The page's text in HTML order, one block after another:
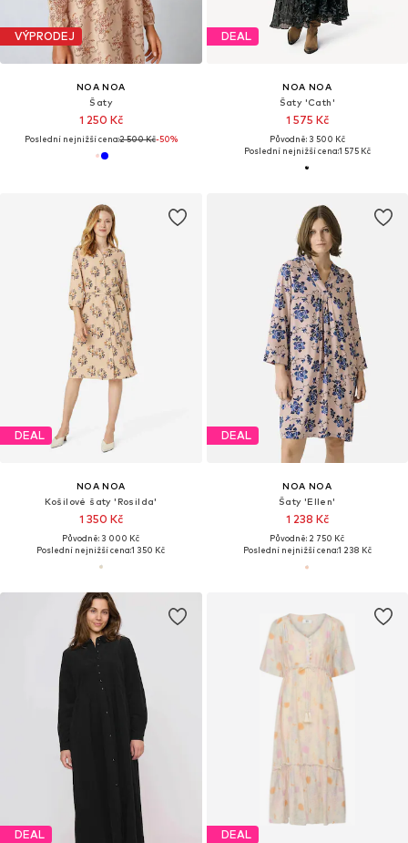
VÝPRODEJ
NOA NOA
Šaty
1 250 Kč
Poslední nejnižší cena:2 500 Kč-50%
DEAL
NOA NOA
Šaty 'Cath'
1 575 Kč
Původně: 3 500 Kč
Poslední nejnižší cena:1 575 Kč
DEAL
NOA NOA
Košilové šaty 'Rosilda'
1 350 Kč
Původně: 3 000 Kč
Poslední nejnižší cena:1 350 Kč
DEAL
NOA NOA
Šaty 'Ellen'
1 238 Kč
Původně: 2 750 Kč
Poslední nejnižší cena:1 238 Kč
DEAL DEAL